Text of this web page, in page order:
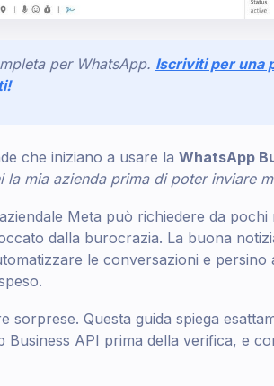
per WhatsApp. Iscriviti per una
che iniziano a usare la WhatsApp
la mia azienda prima di poter inviare
Meta può richiedere da pochi
dalla burocrazia. La buona
le conversazioni e persino
sorprese. Questa guida spiega
API prima della verifica, e